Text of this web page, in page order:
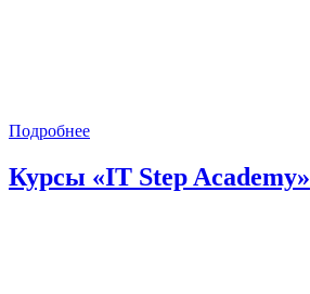
Подробнее
Курсы «IT Step Academy»